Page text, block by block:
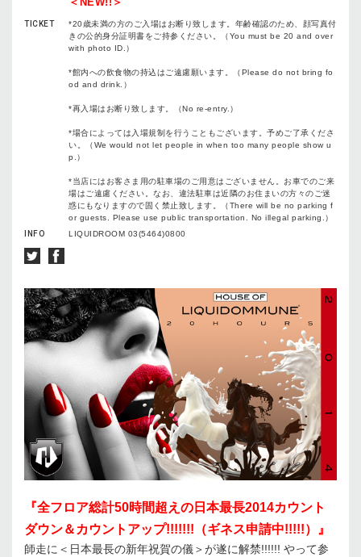
TICKET
*20歳未満の方のご入場はお断り致します。年齢確認のため、顔写真付
きの公的身分証明書をご持参ください。（You must be 20 and over
with photo ID.）
*館内への飲食物の持込はご遠慮願います。（Please do not bring fo
od and drink.）
*再入場はお断り致します。（No re-entry.）
*場合によっては入場規制を行うこともございます。予めご了承くださ
い。（We would not let people in when too many people show u
p.）
*当店にはお客さま用の駐車場のご用意はございません。お車でのご来
場はご遠慮ください。なお、違法駐車は近隣のお住まいの方々のご迷
惑にもなりますので固く禁止致します。（There will be no parking f
or guests. Please use public transportation. No illegal parking.）
INFO
LIQUIDROOM 03(5464)0800
『全フロア総計50時間超えの日本最長2014カウント
ダウン＆カウントアップ!!!!!!!（ギネス申請中!!!!!）』
師走に＜日本最長の新年祝賀の儀＞が遂に解禁!!!!!! やって参